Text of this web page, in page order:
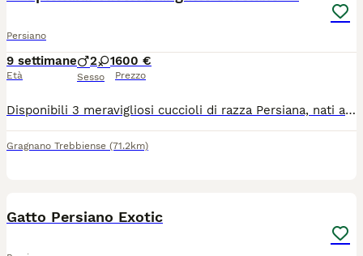
Persiano
9 settimane
Età
2 1
Sesso
600 €
Prezzo
Disponibili 3 meravigliosi cuccioli di razza Persiana, nati ai primi di giugno: 2 maschietti e 1 femminuccia. ✨ Papà di alta genealogia ✨ Splendido pelo folto e caratteristico musetto persiano ✨ Cresciuti in ambiente familiare, abituati al contatto con le persone ✨ Già abituati all’uso della lettiera Cuccioli sani, socievoli e bellissimi, pronti per trovare una nuova famiglia amorevole. 📩 Per informazioni e foto/video aggiuntivi contattatemi in privato. 3287597498
Gragnano Trebbiense (71.2km)
Gatto Persiano Exotic